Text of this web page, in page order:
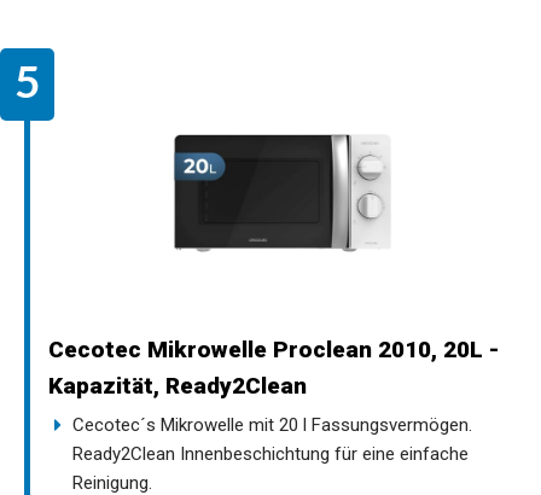
Cecotec Mikrowelle Proclean 2010, 20L -
Kapazität, Ready2Clean
Cecotec´s Mikrowelle mit 20 l Fassungsvermögen.
Ready2Clean Innenbeschichtung für eine einfache
Reinigung.